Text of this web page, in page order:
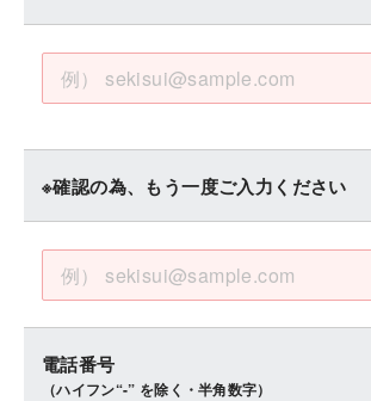
※確認の為、もう一度ご入力ください
電話番号
（ハイフン“-” を除く・半角数字）